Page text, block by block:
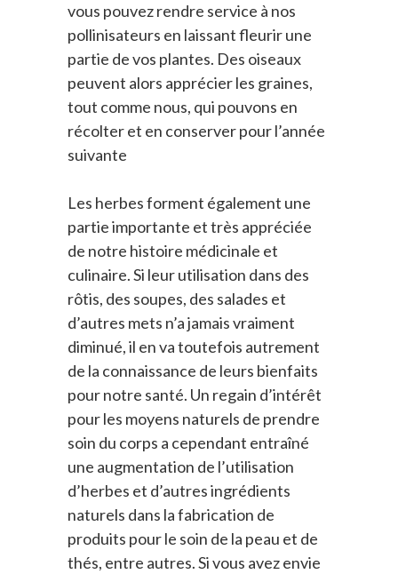
vous pouvez rendre service à nos
pollinisateurs en laissant fleurir une
partie de vos plantes. Des oiseaux
peuvent alors apprécier les graines,
tout comme nous, qui pouvons en
récolter et en conserver pour l’année
suivante
Les herbes forment également une
partie importante et très appréciée
de notre histoire médicinale et
culinaire. Si leur utilisation dans des
rôtis, des soupes, des salades et
d’autres mets n’a jamais vraiment
diminué, il en va toutefois autrement
de la connaissance de leurs bienfaits
pour notre santé. Un regain d’intérêt
pour les moyens naturels de prendre
soin du corps a cependant entraîné
une augmentation de l’utilisation
d’herbes et d’autres ingrédients
naturels dans la fabrication de
produits pour le soin de la peau et de
thés, entre autres. Si vous avez envie